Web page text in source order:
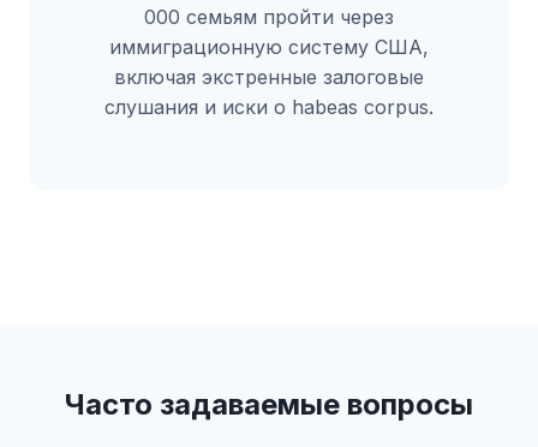
000 семьям пройти через
иммиграционную систему США,
включая экстренные залоговые
слушания и иски о habeas corpus.
Часто задаваемые вопросы